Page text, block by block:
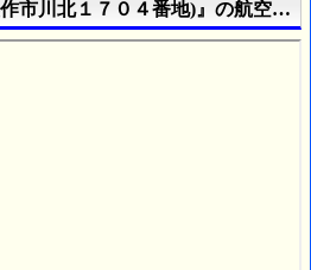
市川北１７０４番地)』の航空写真